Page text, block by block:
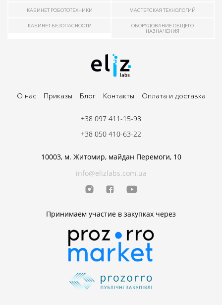
КАБИНЕТ РОБОТОТЕХНИКИ МАСТЕРСКАЯ ТЕХНОЛОГИЙ
КАБИНЕТ БЕЗОПАСНОСТИ
ОБОРУДОВАНИЕ ОБЩЕГО
НАЗНАЧЕНИЯ
О нас Приказы Блог Контакты Оплата и доставка
10003, м. Житомир, майдан Перемоги, 10
info@elizlabs.com.ua
Принимаем участие в закупках через
+38 097 411-15-98
+38 050 410-63-22